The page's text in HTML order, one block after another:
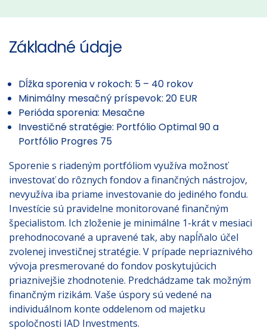
Základné údaje
Dĺžka sporenia v rokoch: 5 – 40 rokov
Minimálny mesačný príspevok: 20 EUR
Perióda sporenia: Mesačne
Investičné stratégie: Portfólio Optimal 90 a
Portfólio Progres 75
Sporenie s riadeným portfóliom využíva možnosť
investovať do rôznych fondov a finančných nástrojov,
nevyužíva iba priame investovanie do jediného fondu.
Investície sú pravidelne monitorované finančným
špecialistom. Ich zloženie je minimálne 1-krát v mesiaci
prehodnocované a upravené tak, aby napĺňalo účel
zvolenej investičnej stratégie. V prípade nepriaznivého
vývoja presmerované do fondov poskytujúcich
priaznivejšie zhodnotenie. Predchádzame tak možným
finančným rizikám. Vaše úspory sú vedené na
individuálnom konte oddelenom od majetku
spoločnosti IAD Investments.